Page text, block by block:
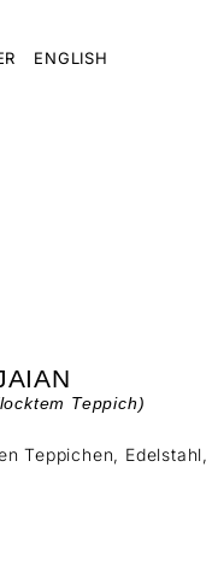
ENGLISH
Teppich)
Teppichen, Edelstahl,